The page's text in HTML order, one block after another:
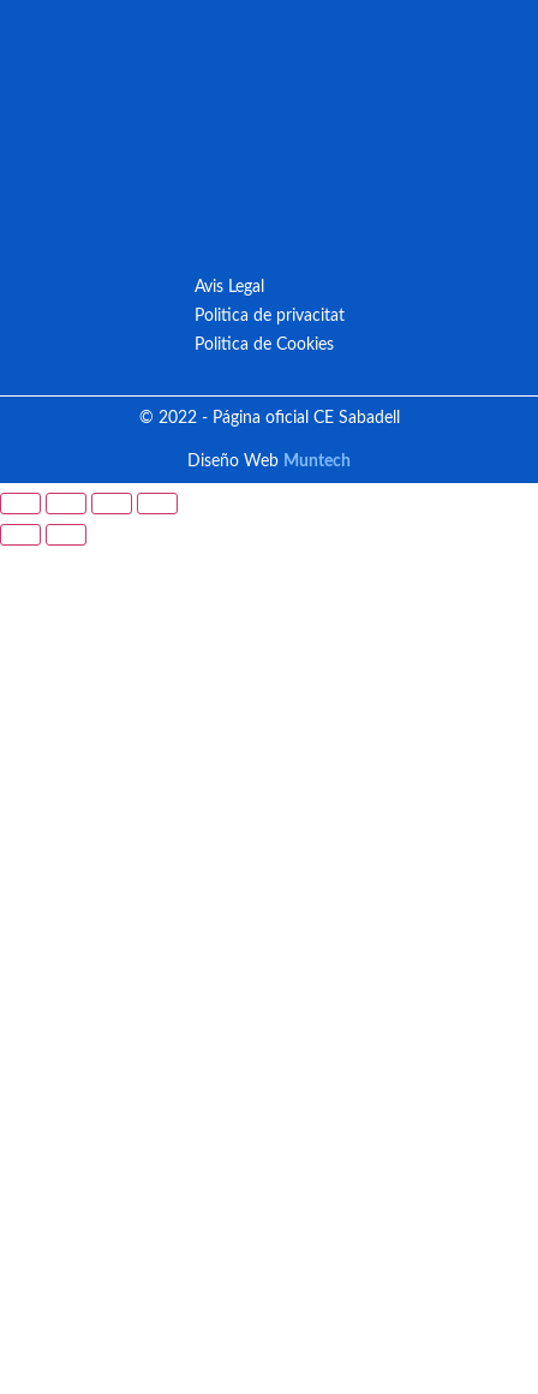
Avis Legal
Politica de privacitat
Politica de Cookies
© 2022 - Página oficial CE Sabadell
Diseño Web Muntech